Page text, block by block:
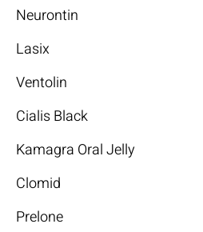
Neurontin
Lasix
Ventolin
Cialis Black
Kamagra Oral Jelly
Clomid
Prelone